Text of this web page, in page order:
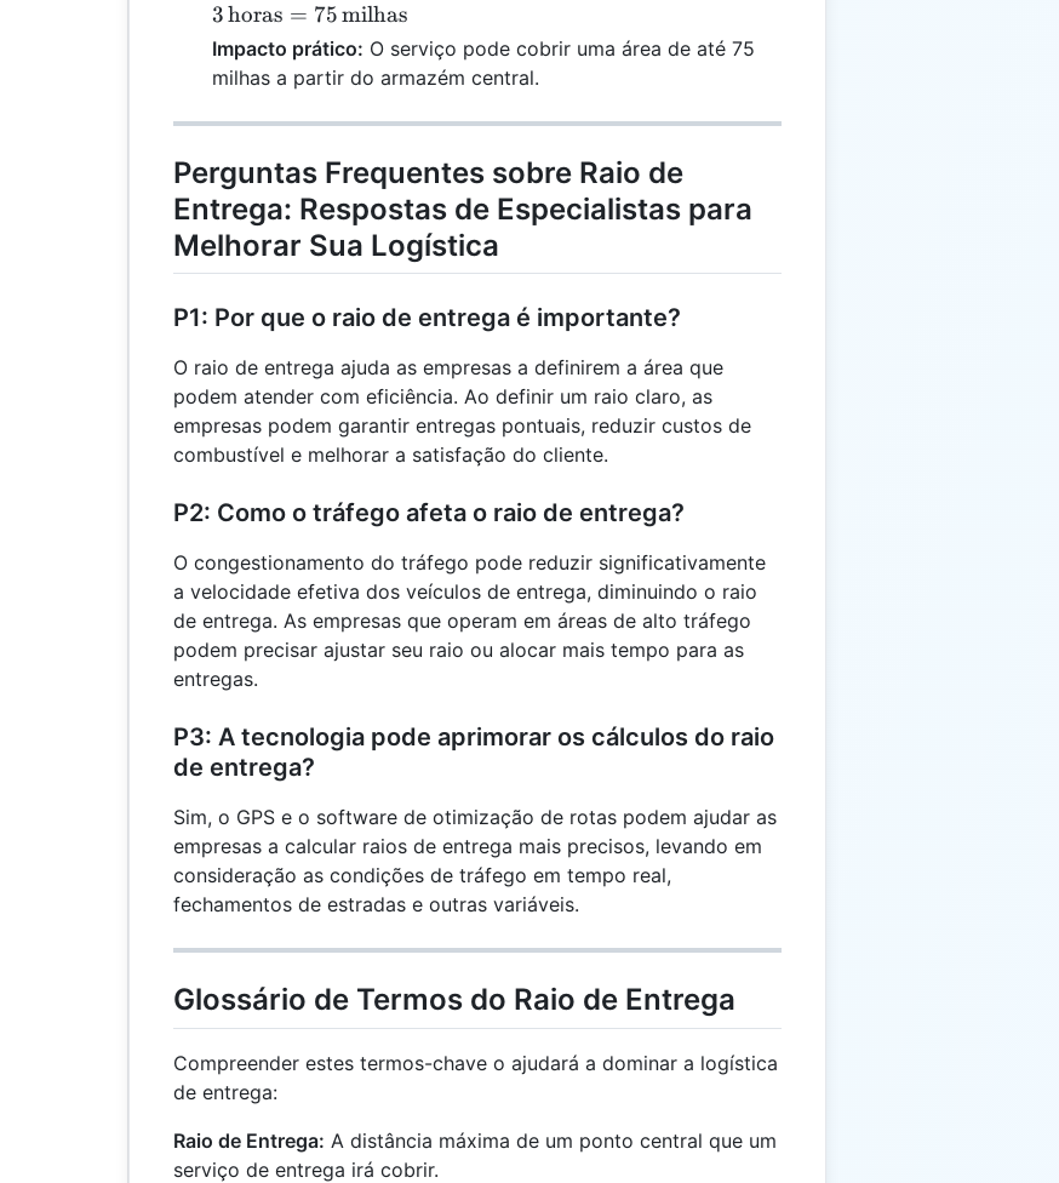
\times 3 \,
\text{horas} = 75
\, \text{milhas}
3horas = 75milhas
Impacto prático: O serviço pode cobrir uma área de até 75
milhas a partir do armazém central.
Perguntas Frequentes sobre Raio de
Entrega: Respostas de Especialistas para
Melhorar Sua Logística
P1: Por que o raio de entrega é importante?
O raio de entrega ajuda as empresas a definirem a área que
podem atender com eficiência. Ao definir um raio claro, as
empresas podem garantir entregas pontuais, reduzir custos de
combustível e melhorar a satisfação do cliente.
P2: Como o tráfego afeta o raio de entrega?
O congestionamento do tráfego pode reduzir significativamente
a velocidade efetiva dos veículos de entrega, diminuindo o raio
de entrega. As empresas que operam em áreas de alto tráfego
podem precisar ajustar seu raio ou alocar mais tempo para as
entregas.
P3: A tecnologia pode aprimorar os cálculos do raio
de entrega?
Sim, o GPS e o software de otimização de rotas podem ajudar as
empresas a calcular raios de entrega mais precisos, levando em
consideração as condições de tráfego em tempo real,
fechamentos de estradas e outras variáveis.
Glossário de Termos do Raio de Entrega
Compreender estes termos-chave o ajudará a dominar a logística
de entrega:
Raio de Entrega: A distância máxima de um ponto central que um
serviço de entrega irá cobrir.